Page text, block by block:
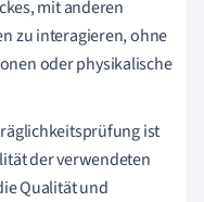
mit anderen
zu interagieren, ohne
oder physikalische
ist
der verwendeten
Qualität und